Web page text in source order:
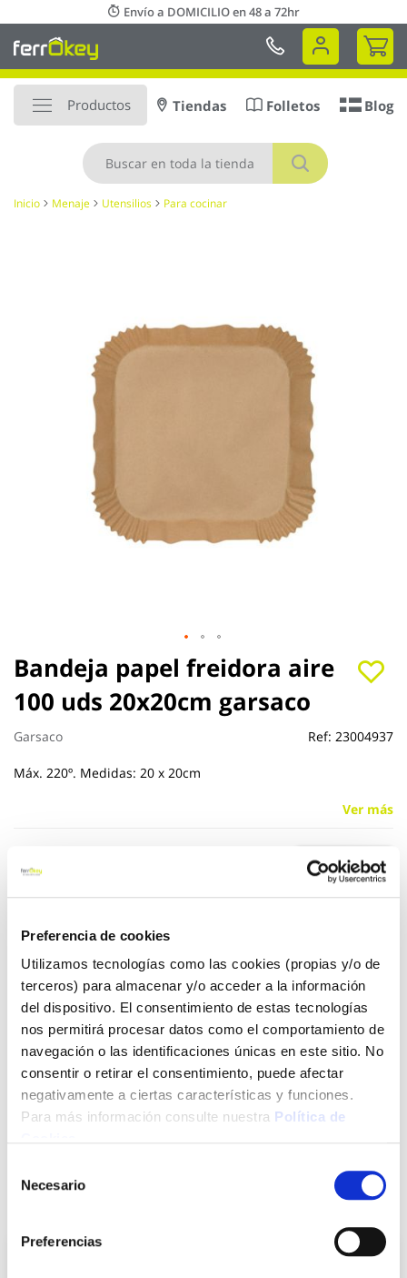
Preferencia de cookies
Utilizamos tecnologías como las cookies (propias y/o de
terceros) para almacenar y/o acceder a la información
del dispositivo. El consentimiento de estas tecnologías
nos permitirá procesar datos como el comportamiento de
navegación o las identificaciones únicas en este sitio. No
consentir o retirar el consentimiento, puede afectar
negativamente a ciertas características y funciones.
Para más información consulte nuestra Política de
Necesario
Preferencias
al
contenido
Envío a DOMICILIO en 48 a 72hr
Mi
Productos
Buscar
Tiendas Folletos Blog
Inicio Menaje Utensilios Para cocinar
Bandeja papel freidora aire
100 uds 20x20cm garsaco
Garsaco Ref: 23004937
Máx. 220º. Medidas: 20 x 20cm
Ver más
5,60 €
Click&Collect - Recogida gratis
en nuestras tiendas
Envío a domicilio:
5 días hábiles
+ INFO
Saltar
al
comienzo
de
la
de